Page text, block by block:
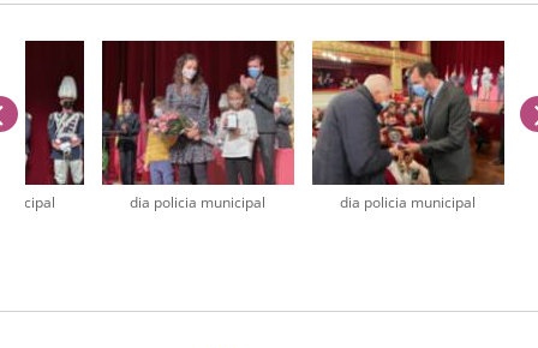
dia policia municipal dia policia municipal
anterior